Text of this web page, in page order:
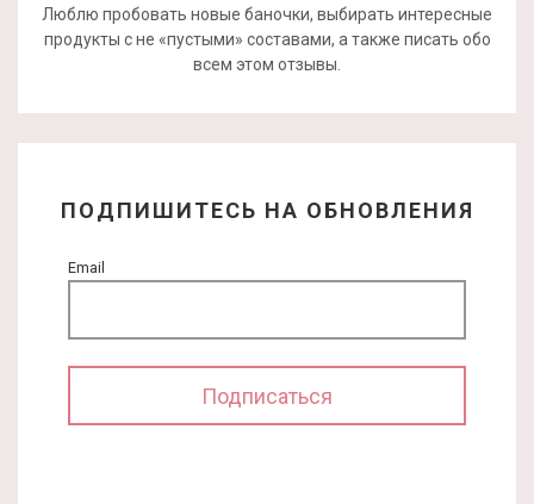
Люблю пробовать новые баночки, выбирать интересные
продукты с не «пустыми» составами, а также писать обо
всем этом отзывы.
ПОДПИШИТЕСЬ НА ОБНОВЛЕНИЯ
Email